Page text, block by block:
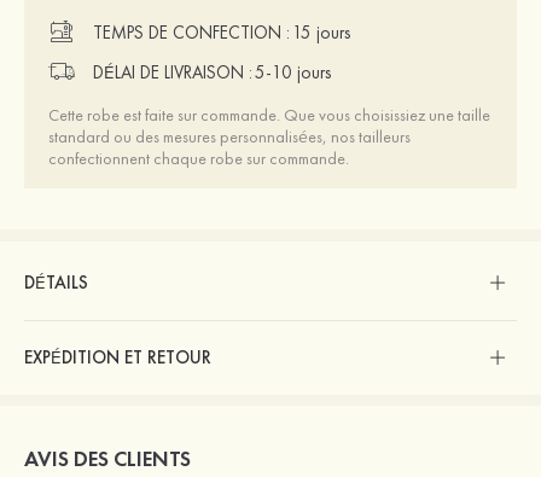
TEMPS DE CONFECTION : 15 jours
DÉLAI DE LIVRAISON :5-10 jours
Cette robe est faite sur commande. Que vous choisissiez une taille
standard ou des mesures personnalisées, nos tailleurs
confectionnent chaque robe sur commande.
DÉTAILS
EXPÉDITION ET RETOUR
AVIS DES CLIENTS